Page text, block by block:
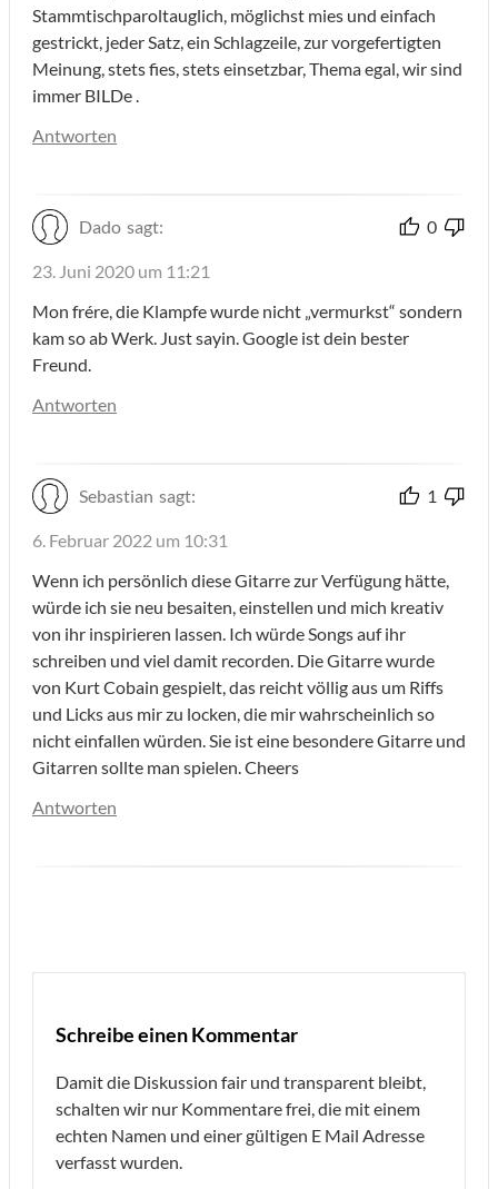
Stammtischparoltauglich, möglichst mies und einfach
gestrickt, jeder Satz, ein Schlagzeile, zur vorgefertigten
Meinung, stets fies, stets einsetzbar, Thema egal, wir sind
immer BILDe .
Antworten
Dado sagt: 0
23. Juni 2020 um 11:21
Mon frére, die Klampfe wurde nicht „vermurkst“ sondern
kam so ab Werk. Just sayin. Google ist dein bester
Freund.
Antworten
Sebastian sagt: 1
6. Februar 2022 um 10:31
Wenn ich persönlich diese Gitarre zur Verfügung hätte,
würde ich sie neu besaiten, einstellen und mich kreativ
von ihr inspirieren lassen. Ich würde Songs auf ihr
schreiben und viel damit recorden. Die Gitarre wurde
von Kurt Cobain gespielt, das reicht völlig aus um Riffs
und Licks aus mir zu locken, die mir wahrscheinlich so
nicht einfallen würden. Sie ist eine besondere Gitarre und
Gitarren sollte man spielen. Cheers
Antworten
Schreibe einen Kommentar
Damit die Diskussion fair und transparent bleibt,
schalten wir nur Kommentare frei, die mit einem
echten Namen und einer gültigen E Mail Adresse
verfasst wurden.